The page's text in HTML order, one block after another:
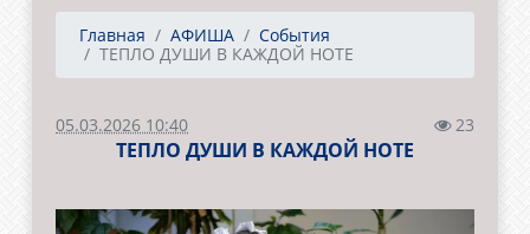
Главная АФИША
События
ТЕПЛО ДУШИ В КАЖДОЙ НОТЕ
05.03.2026 10:40 23
ТЕПЛО ДУШИ В КАЖДОЙ НОТЕ